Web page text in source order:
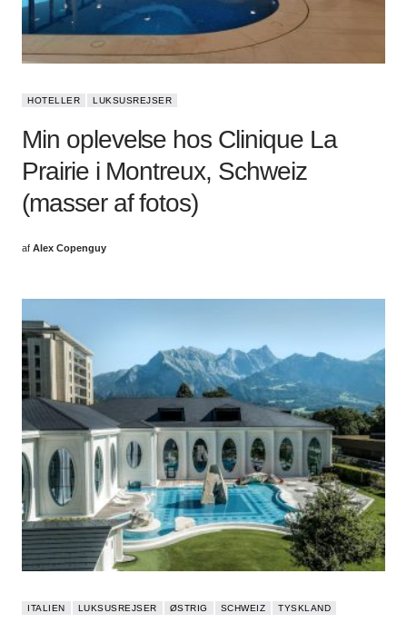
HOTELLER LUKSUSREJSER
Min oplevelse hos Clinique La
Prairie i Montreux, Schweiz
(masser af fotos)
af Alex Copenguy
ITALIEN LUKSUSREJSER ØSTRIG SCHWEIZ TYSKLAND